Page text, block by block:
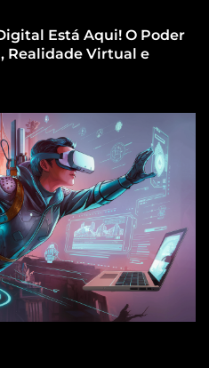
Está Aqui! O Poder
Realidade Virtual e